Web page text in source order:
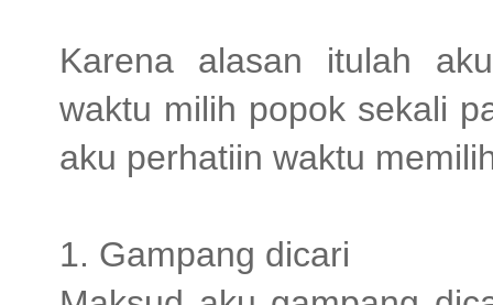
Karena alasan itulah
waktu milih popok sekali
aku perhatiin waktu
1. Gampang dicari